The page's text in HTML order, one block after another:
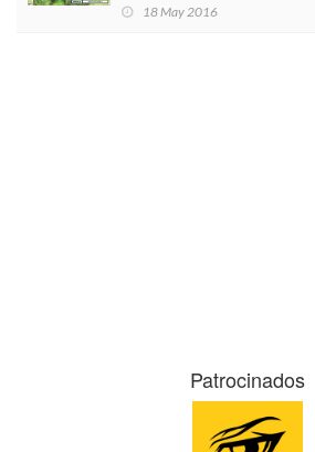
18 May 2016
Patrocinados